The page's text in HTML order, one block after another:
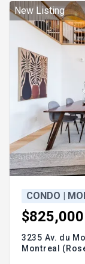
Une occasion à ne
Nouveau-
New Listing
CONDO |
$825,000
3235 Av. du
Montreal